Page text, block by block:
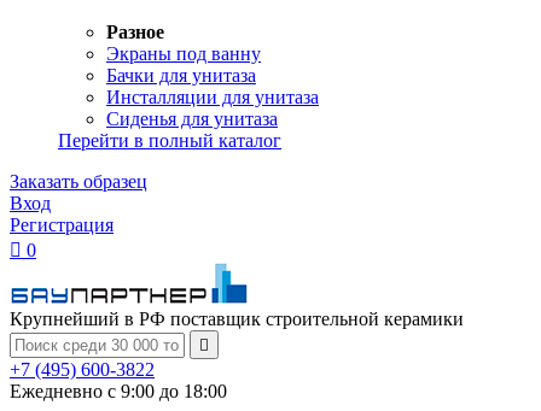
Разное
Экраны под ванну
Бачки для унитаза
Инсталляции для унитаза
Сиденья для унитаза
Перейти в полный каталог
Заказать образец
Вход
Регистрация
 0
Крупнейший в РФ поставщик строительной керамики

+7 (495) 600-3822
Ежедневно с 9:00 до 18:00